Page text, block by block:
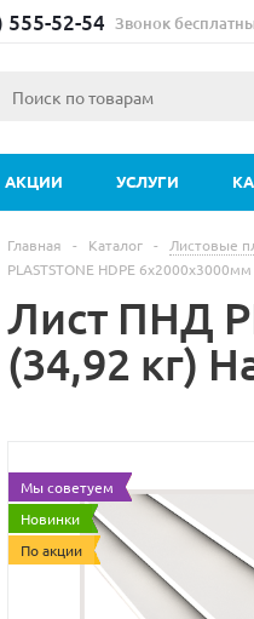
555-52-54 Звонок
АКЦИИ УСЛУГИ
Главная - Каталог - Листовые
PLASTSTONE HDPE
Лист ПНД
(34,92 кг)
Мы советуем
Новинки
По акции